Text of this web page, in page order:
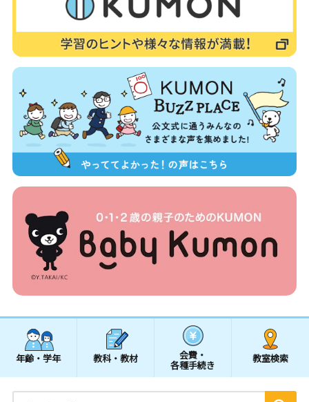
年齢・学年 教科・教材 会費・
各種手続き
教室検索